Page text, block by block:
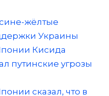
жёлтые
Украины
Кисида
путинские угрозы
сказал, что в